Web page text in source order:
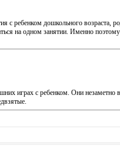
с ребенком дошкольного возраста,
на одном занятии. Именно
играх с ребенком. Они